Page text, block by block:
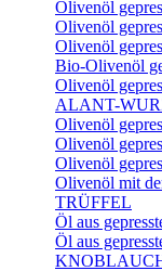
Olivenöl
Olivenöl
Olivenöl
Bio-Olivenöl
Olivenöl
ALANT-
Olivenöl
Olivenöl
Olivenöl
Olivenöl mit
TRÜFFEL
Öl aus
Öl aus